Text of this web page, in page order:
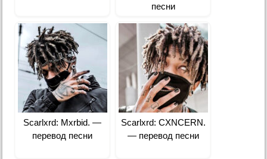
песни
Scarlxrd: Mxrbid. —
перевод песни
Scarlxrd: CXNCERN.
— перевод песни